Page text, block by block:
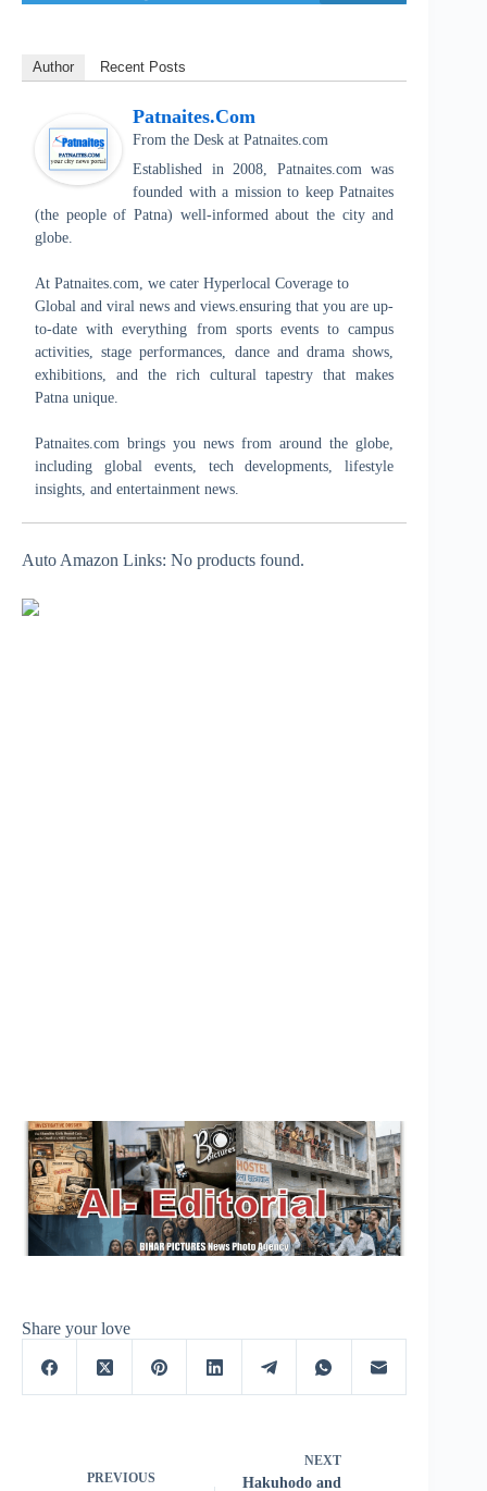
Author Recent Posts
Patnaites.com
From the Desk at Patnaites.com
Established in 2008, Patnaites.com was
founded with a mission to keep Patnaites
(the people of Patna) well-informed about the city and
globe.
At Patnaites.com, we cater Hyperlocal Coverage to
Global and viral news and views.ensuring that you are up-
to-date with everything from sports events to campus
activities, stage performances, dance and drama shows,
exhibitions, and the rich cultural tapestry that makes
Patna unique.
Patnaites.com brings you news from around the globe,
including global events, tech developments, lifestyle
insights, and entertainment news.
Auto Amazon Links: No products found.
Share your love
PREVIOUS
NEXT
Hakuhodo and